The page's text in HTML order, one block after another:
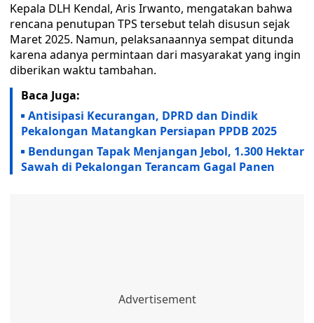
Kepala DLH Kendal, Aris Irwanto, mengatakan bahwa
rencana penutupan TPS tersebut telah disusun sejak
Maret 2025. Namun, pelaksanaannya sempat ditunda
karena adanya permintaan dari masyarakat yang ingin
diberikan waktu tambahan.
Baca Juga:
Antisipasi Kecurangan, DPRD dan Dindik
Pekalongan Matangkan Persiapan PPDB 2025
Bendungan Tapak Menjangan Jebol, 1.300 Hektar
Sawah di Pekalongan Terancam Gagal Panen